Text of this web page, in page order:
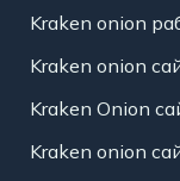
Kraken onion
Kraken onion
Kraken Onion
Kraken onion